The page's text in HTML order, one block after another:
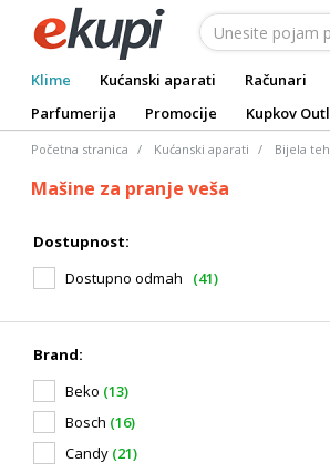
Klime Kućanski aparati Računari
Parfumerija
Promocije Kupkov
Početna stranica Kućanski aparati Bijela
Mašine za pranje veša
Dostupnost:
Dostupno odmah
(41)
Brand:
Beko (13)
Bosch (16)
Candy (21)